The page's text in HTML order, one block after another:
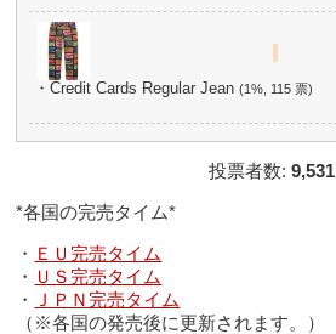
・Credit Cards Regular Jean(1%, 115 票)
投票者数: 9,531
*各国の完売タイム*
・ ＥＵ完売タイム
・ ＵＳ完売タイム
・
ＪＰＮ完売タイム
（※各国の発売後に更新されます。）